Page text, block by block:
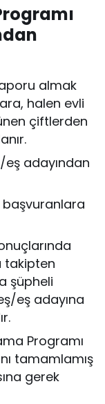
almak
halen evli
çiftlerden
adayından
başvuranlara
takipten
şüpheli
eş adayına
Programı
tamamlamış
gerek